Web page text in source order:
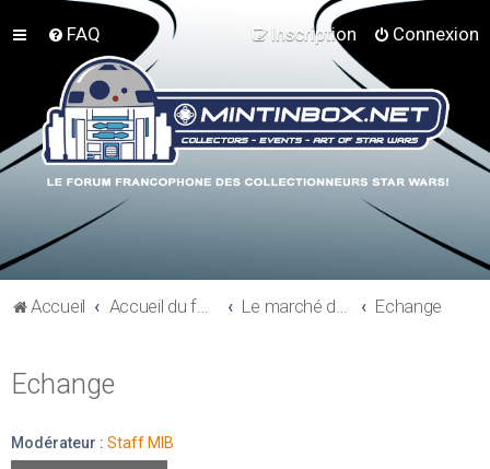
FAQ Connexion
Inscription
Accueil Accueil du forum Le marché du collectionneur Echange
Echange
Modérateur : Staff MIB